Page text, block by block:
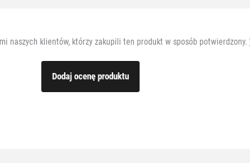
naszych klientów, którzy zakupili ten produkt w sposób potwierdzony.
Dodaj ocenę produktu